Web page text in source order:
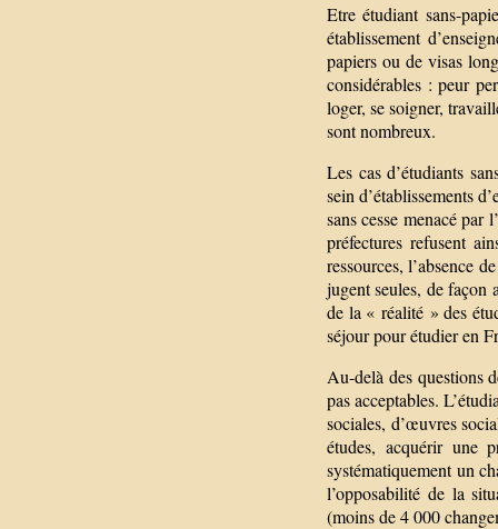
Etre étudiant sans-
établissement
papiers ou de visas
considérables : peur
loger, se soigner,
sont nombreux.
Les cas d’étudiants
sein d’établissements
sans cesse menacé par
préfectures refusent
ressources, l’absence
jugent seules, de façon
de la « réalité » des
séjour pour étudier en
Au-delà des questions
pas acceptables.
sociales, d’œuvres
études, acquérir une
systématiquement un
l’opposabilité de la
(moins de 4 000